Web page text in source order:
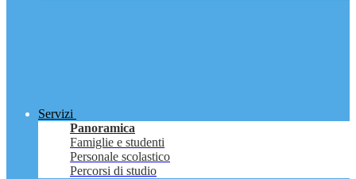
Servizi
Panoramica
Famiglie e studenti
Personale scolastico
Percorsi di studio